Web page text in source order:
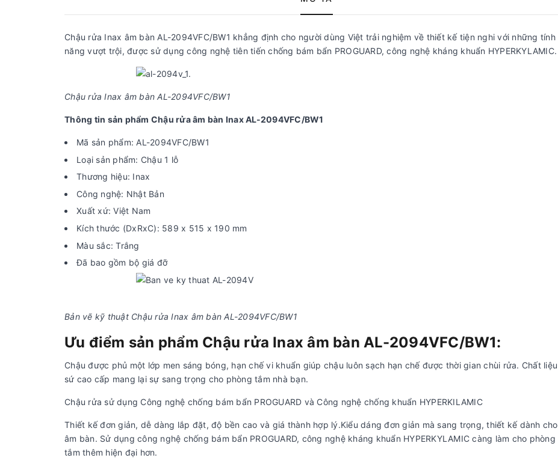
Chậu rửa Inax âm bàn AL-2094VFC/BW1 khẳng định cho người dùng Việt trải nghiệm về thiết kế tiện nghi với những tính
năng vượt trội, được sử dụng công nghệ tiên tiến chống bám bẩn PROGUARD, công nghệ kháng khuẩn HYPERKYLAMIC.
Chậu rửa Inax âm bàn AL-2094VFC/BW1
Thông tin sản phẩm Chậu rửa âm bàn Inax AL-2094VFC/BW1
Mã sản phẩm: AL-2094VFC/BW1
Loại sản phẩm: Chậu 1 lỗ
Thương hiệu: Inax
Công nghệ: Nhật Bản
Xuất xứ: Việt Nam
Kích thước (DxRxC): 589 x 515 x 190 mm
Màu sắc: Trắng
Đã bao gồm bộ giá đỡ
Bản vẽ kỹ thuật Chậu rửa Inax âm bàn AL-2094VFC/BW1
Ưu điểm sản phẩm Chậu rửa Inax âm bàn AL-2094VFC/BW1:
Chậu được phủ một lớp men sáng bóng, hạn chế vi khuẩn giúp chậu luôn sạch hạn chế được thời gian chùi rửa. Chất liệu
sứ cao cấp mang lại sự sang trọng cho phòng tắm nhà bạn.
Chậu rửa sử dụng Công nghệ chống bám bẩn PROGUARD và Công nghệ chống khuẩn HYPERKILAMIC
Thiết kế đơn giản, dễ dàng lắp đặt, độ bền cao và giá thành hợp lý.Kiểu dáng đơn giản mà sang trọng, thiết kế dành cho
âm bàn. Sử dụng công nghệ chống bám bẩn PROGUARD, công nghệ kháng khuẩn HYPERKYLAMIC càng làm cho phòng
tắm thêm hiện đại hơn.